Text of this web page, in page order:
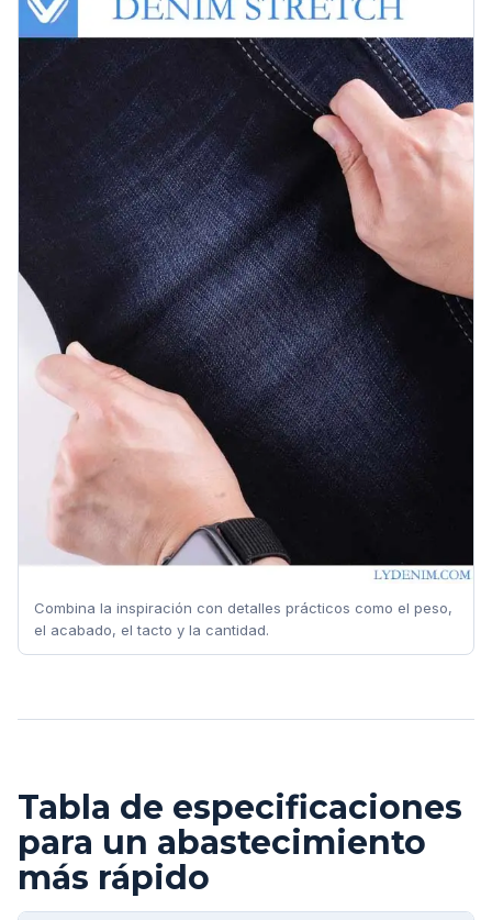
Combina la inspiración con detalles prácticos como el peso,
el acabado, el tacto y la cantidad.
Tabla de especificaciones
para un abastecimiento
más rápido